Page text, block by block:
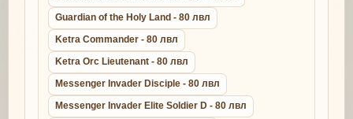
Guardian of the Holy Land - 80 лвл
Ketra Commander - 80 лвл
Ketra Orc Lieutenant - 80 лвл
Messenger Invader Disciple - 80 лвл
Messenger Invader Elite Soldier D - 80 лвл